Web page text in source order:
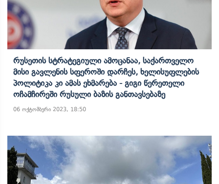
Რუსეთის Სტრატეგიული Ამოცანაა, Საქართველო
Მისი Გავლენის Სფეროში Დარჩეს, Ხელისუფლების
Პოლიტიკა Კი Ამას Ეხმარება - Გიგი Წერეთელი
Ოჩამჩირეში Რუსული Ბაზის Განთავსებაზე
06 ოქტომბერი 2023, 18:50